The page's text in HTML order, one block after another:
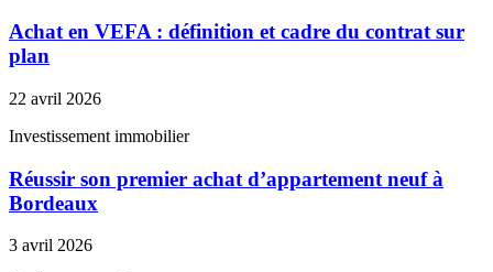
Achat en VEFA : définition et cadre du contrat sur
plan
22 avril 2026
Investissement immobilier
Réussir son premier achat d’appartement neuf à
Bordeaux
3 avril 2026